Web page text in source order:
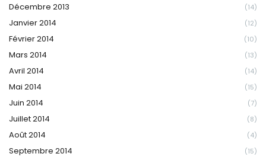
Décembre 2013 (14)
Janvier 2014 (12)
Février 2014 (10)
Mars 2014 (13)
Avril 2014 (14)
Mai 2014 (15)
Juin 2014 (7)
Juillet 2014 (8)
Août 2014 (4)
Septembre 2014 (15)